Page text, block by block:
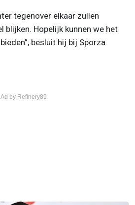
tegenover elkaar zullen
blijken. Hopelijk kunnen we het
besluit hij bij Sporza.
by Refinery89